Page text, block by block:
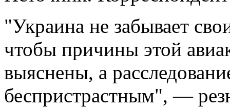
"Украина не забывает
чтобы причины этой
выяснены, а
беспристрастным", —